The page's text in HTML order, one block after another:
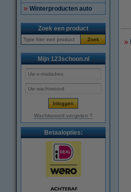
Winterproducten auto
Zoek een product
Zoek
Mijn 123schoon.nl
Wachtwoord vergeten ?
Betaalopties: